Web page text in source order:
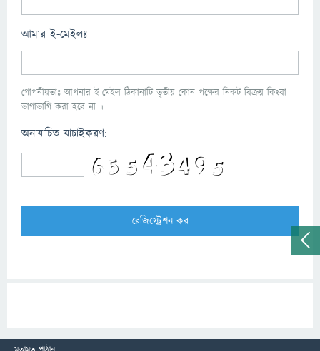
আমার ই-মেইলঃ
গোপনীয়তাঃ আপনার ই-মেইল ঠিকানাটি তৃতীয় কোন পক্ষের নিকট বিক্রয় কিংবা
ভাগাভাগি করা হবে না ।
অনাযাচিত যাচাইকরণ: